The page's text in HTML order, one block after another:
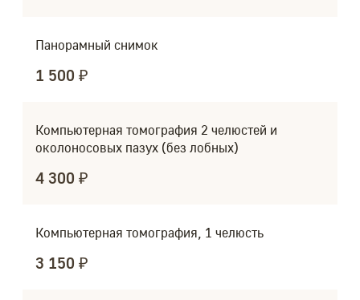
Панорамный снимок
1 500 ₽
Компьютерная томография 2 челюстей и
околоносовых пазух (без лобных)
4 300 ₽
Компьютерная томография, 1 челюсть
3 150 ₽